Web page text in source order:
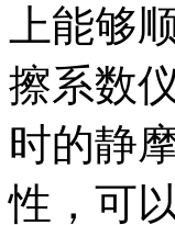
上能够
擦系数
时的静
性，可